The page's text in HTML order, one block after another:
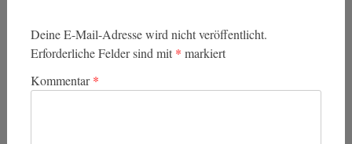
Deine E-Mail-Adresse wird nicht veröffentlicht.
Erforderliche Felder sind mit * markiert
Kommentar*